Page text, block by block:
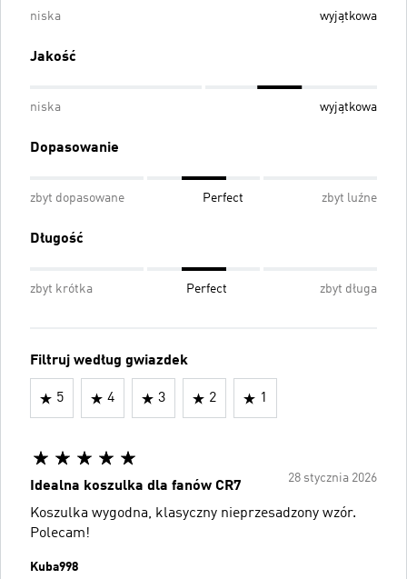
niska wyjątkowa
Jakość
niska wyjątkowa
Dopasowanie
zbyt dopasowane Perfect zbyt luźne
Długość
zbyt krótka Perfect zbyt długa
Filtruj według gwiazdek
5 4 3 2 1
28 stycznia 2026
Idealna koszulka dla fanów CR7
Koszulka wygodna, klasyczny nieprzesadzony wzór.
Polecam!
Kuba998